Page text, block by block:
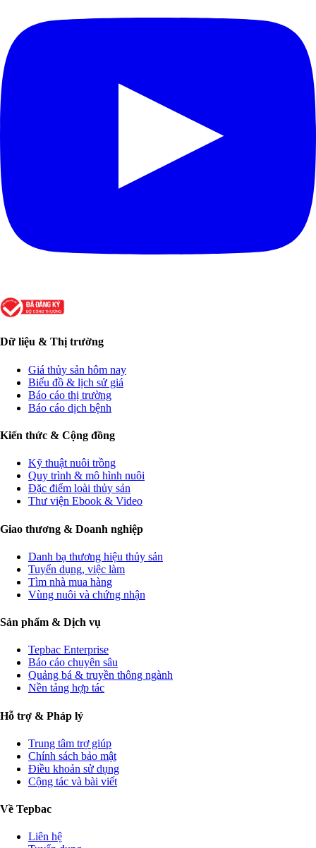
Dữ liệu & Thị trường
Giá thủy sản hôm nay
Biểu đồ & lịch sử giá
Báo cáo thị trường
Báo cáo dịch bệnh
Kiến thức & Cộng đồng
Kỹ thuật nuôi trồng
Quy trình & mô hình nuôi
Đặc điểm loài thủy sản
Thư viện Ebook & Video
Giao thương & Doanh nghiệp
Danh bạ thương hiệu thủy sản
Tuyển dụng, việc làm
Tìm nhà mua hàng
Vùng nuôi và chứng nhận
Sản phẩm & Dịch vụ
Tepbac Enterprise
Báo cáo chuyên sâu
Quảng bá & truyền thông ngành
Nền tảng hợp tác
Hỗ trợ & Pháp lý
Trung tâm trợ giúp
Chính sách bảo mật
Điều khoản sử dụng
Cộng tác và bài viết
Về Tepbac
Liên hệ